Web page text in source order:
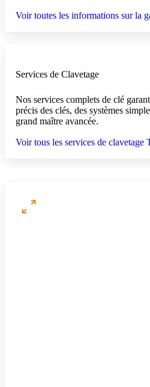
Voir toutes les informations sur la
Services de Clavetage
Nos services complets de clé
précis des clés, des systèmes
grand maître avancée.
Voir tous les services de clavetage